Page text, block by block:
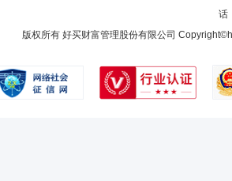
话
版权所有 好买财富管理股份有限公司